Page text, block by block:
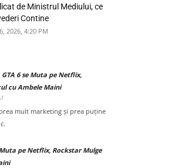
de Ministrul Mediului, ce
Contine
2026, 4:20 PM
GTA 6 se Muta pe Netflix,
cu Ambele Maini
mult marketing și prea puține
Muta pe Netflix, Rockstar Mulge